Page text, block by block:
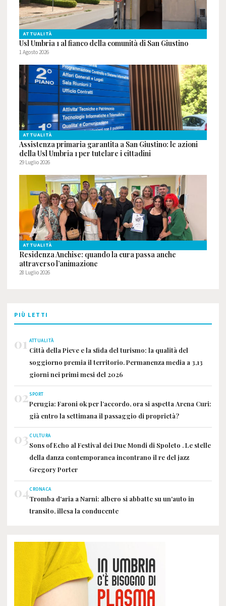
ATTUALITÀ
Usl Umbria 1 al fianco della comunità di San Giustino
1 Agosto 2026
ATTUALITÀ
Assistenza primaria garantita a San Giustino: le azioni
della Usl Umbria 1 per tutelare i cittadini
29 Luglio 2026
ATTUALITÀ
Residenza Anchise: quando la cura passa anche
attraverso l’animazione
28 Luglio 2026
PIÙ LETTI
01 ATTUALITÀ
Città della Pieve e la sfida del turismo: la qualità del
soggiorno premia il territorio. Permanenza media a 3,13
giorni nei primi mesi del 2026
02SPORT
Perugia: Faroni ok per l’accordo, ora si aspetta Arena Curi:
già entro la settimana il passaggio di proprietà?
03CULTURA
Sons of Echo al Festival dei Due Mondi di Spoleto . Le stelle
della danza contemporanea incontrano il re del jazz
Gregory Porter
04CRONACA
Tromba d'aria a Narni: albero si abbatte su un'auto in
transito, illesa la conducente